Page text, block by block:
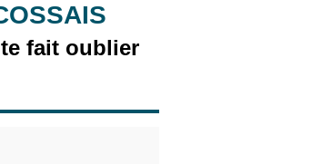
fait oublier